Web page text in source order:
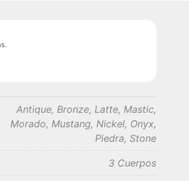
Antique, Bronze, Latte, Mastic,
Morado, Mustang, Nickel, Onyx,
Piedra, Stone
3 Cuerpos